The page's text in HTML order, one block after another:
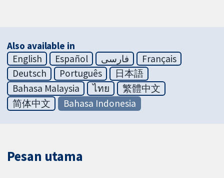
Also available in
English
Español فارسی
Français
Deutsch
Português
日本語
Bahasa Malaysia
ไทย
繁體中文
简体中文
Bahasa Indonesia
Pesan utama